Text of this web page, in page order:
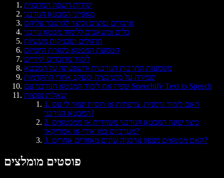
יסודות השפה הנורבגית
מאפייני המבטא הנורבגי
אתגרים נפוצים וכיצד להתגבר עליהם
כלים ומשאבים ללימוד מבטא נורבגי
תרגולים וטכניקות מעשיות
הטמעת המבטא בשגרת היומיום
לימוד מדוברים ילידיים
משמעות התרבות הנורבגית והשפעתה על המבטא
שמירה על מוטיבציה ומעקב אחרי התקדמות
שפרו את לימוד המבטא הנורבגי עם Speechify Text to Speech
שאלות נפוצות
1. האם לימוד גרמנית, צרפתית או רוסית יעזור לי עם
המבטא הנורבגי?
2. כיצד שונה המבטא הנורבגי משוודית או ממבטאים
מערביים כמו אירי או אמריקאי?
3. האם מבטאים מצפון נורבגיה שונים מאזורים אחרים?
פוסטים מומלצים